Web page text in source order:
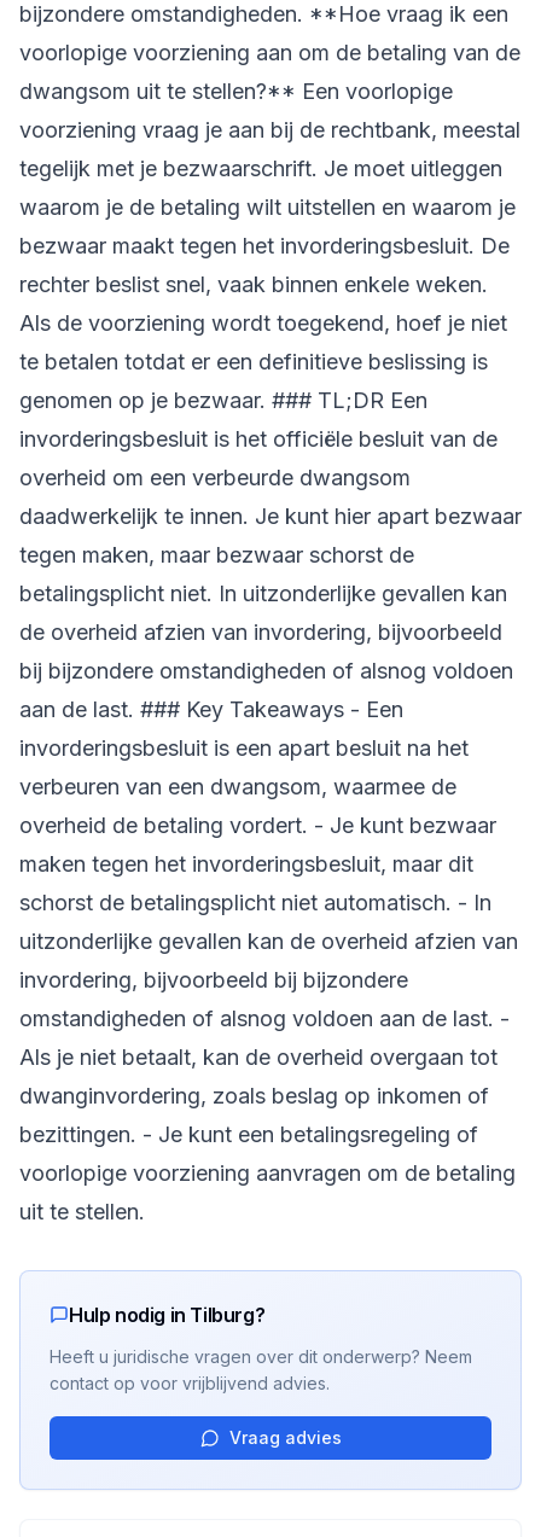
bijzondere omstandigheden. **Hoe vraag ik een
voorlopige voorziening aan om de betaling van de
dwangsom uit te stellen?** Een voorlopige
voorziening vraag je aan bij de rechtbank, meestal
tegelijk met je bezwaarschrift. Je moet uitleggen
waarom je de betaling wilt uitstellen en waarom je
bezwaar maakt tegen het invorderingsbesluit. De
rechter beslist snel, vaak binnen enkele weken.
Als de voorziening wordt toegekend, hoef je niet
te betalen totdat er een definitieve beslissing is
genomen op je bezwaar. ### TL;DR Een
invorderingsbesluit is het officiële besluit van de
overheid om een verbeurde dwangsom
daadwerkelijk te innen. Je kunt hier apart bezwaar
tegen maken, maar bezwaar schorst de
betalingsplicht niet. In uitzonderlijke gevallen kan
de overheid afzien van invordering, bijvoorbeeld
bij bijzondere omstandigheden of alsnog voldoen
aan de last. ### Key Takeaways - Een
invorderingsbesluit is een apart besluit na het
verbeuren van een dwangsom, waarmee de
overheid de betaling vordert. - Je kunt bezwaar
maken tegen het invorderingsbesluit, maar dit
schorst de betalingsplicht niet automatisch. - In
uitzonderlijke gevallen kan de overheid afzien van
invordering, bijvoorbeeld bij bijzondere
omstandigheden of alsnog voldoen aan de last. -
Als je niet betaalt, kan de overheid overgaan tot
dwanginvordering, zoals beslag op inkomen of
bezittingen. - Je kunt een betalingsregeling of
voorlopige voorziening aanvragen om de betaling
uit te stellen.
Hulp nodig in Tilburg?
Heeft u juridische vragen over dit onderwerp? Neem
contact op voor vrijblijvend advies.
Vraag advies